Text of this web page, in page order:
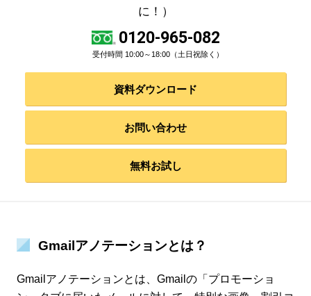
に！）
0120-965-082
受付時間 10:00～18:00（土日祝除く）
資料ダウンロード
お問い合わせ
無料お試し
Gmailアノテーションとは？
Gmailアノテーションとは、Gmailの「プロモーショ